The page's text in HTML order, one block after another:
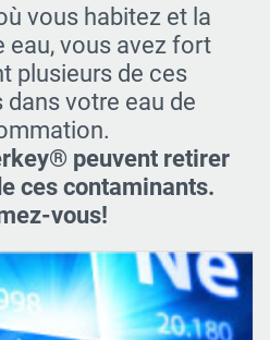
vous habitez et la
eau, vous avez fort
plusieurs de ces
votre eau de
peuvent retirer
ces contaminants.
vous!